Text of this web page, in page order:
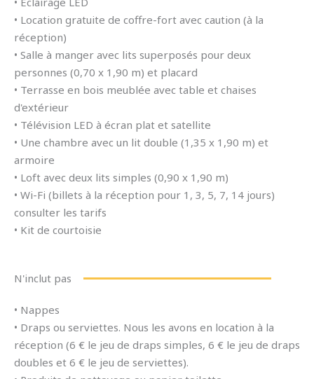
• Location gratuite de coffre-fort avec caution (à la
réception)
• Salle à manger avec lits superposés pour deux
personnes (0,70 x 1,90 m) et placard
• Terrasse en bois meublée avec table et chaises
d'extérieur
• Télévision LED à écran plat et satellite
• Une chambre avec un lit double (1,35 x 1,90 m) et
armoire
• Loft avec deux lits simples (0,90 x 1,90 m)
• Wi-Fi (billets à la réception pour 1, 3, 5, 7, 14 jours)
consulter les tarifs
• Kit de courtoisie
N'inclut pas
• Nappes
• Draps ou serviettes. Nous les avons en location à la
réception (6 € le jeu de draps simples, 6 € le jeu de draps
doubles et 6 € le jeu de serviettes).